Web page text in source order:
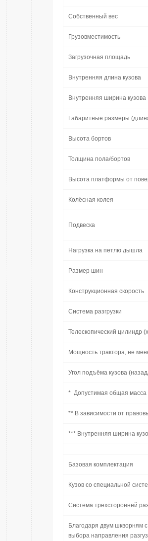
Собственный вес
Грузовместимость
Загрузочная площадь
Внутренняя длина кузова
Внутренняя ширина кузова
Габаритные размеры
Высота бортов
Толщина пола/бортов
Высота платформы от
Колёсная колея
Подвеска
Нагрузка на петлю дышла
Размер шин
Конструкционная скорость
Система разгрузки
Телескопический цилиндр
Мощность трактора, не
Угол подъёма кузова
* Допустимая общая масса
** В зависимости от
*** Внутренняя ширина
Базовая комплектация
Кузов со специальной
Система трехсторонней
Благодаря двум шкворням
выбора направления